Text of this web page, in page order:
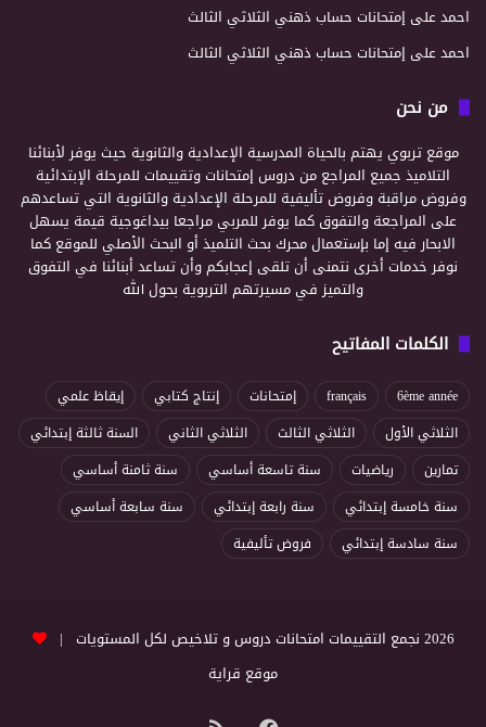
احمدعلى إمتحانات حساب ذهني الثلاثي الثالث
احمدعلى إمتحانات حساب ذهني الثلاثي الثالث
من نحن
موقع تربوي يهتم بالحياة المدرسية الإعدادية والثانوية حيث يوفر لأبنائنا
التلاميذ جميع المراجع من دروس إمتحانات وتقييمات للمرحلة الإبتدائية
وفروض مراقبة وفروض تأليفية للمرحلة الإعدادية والثانوية التي تساعدهم
على المراجعة والتفوق كما يوفر للمربي مراجعا بيداغوجية قيمة يسهل
الابحار فيه إما بإستعمال محرك بحث التلميذ أو البحث الأصلي للموقع كما
نوفر خدمات أخرى نتمنى أن تلقى إعجابكم وأن تساعد أبنائنا في التفوق
والتميز في مسيرتهم التربوية بحول الله
الكلمات المفاتيح
6ème année
français إمتحانات إنتاج كتابي
إيقاظ علمي
الثلاثي الأول
الثلاثي الثالث الثلاثي الثاني
السنة ثالثة إبتدائي
تمارين
رياضيات سنة تاسعة أساسي
سنة ثامنة أساسي
سنة خامسة إبتدائي
سنة رابعة إبتدائي
سنة سابعة أساسي
سنة سادسة إبتدائي
فروض تأليفية
2026 نجمع التقييمات امتحانات دروس و تلاخيص لكل المستويات |
موقع قراية